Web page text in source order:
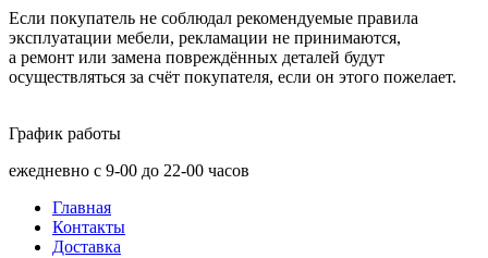
Если покупатель не соблюдал рекомендуемые правила
эксплуатации мебели, рекламации не принимаются,
а ремонт или замена повреждённых деталей будут
осуществляться за счёт покупателя, если он этого пожелает.
График работы
ежедневно с 9-00 до 22-00 часов
Главная
Контакты
Доставка